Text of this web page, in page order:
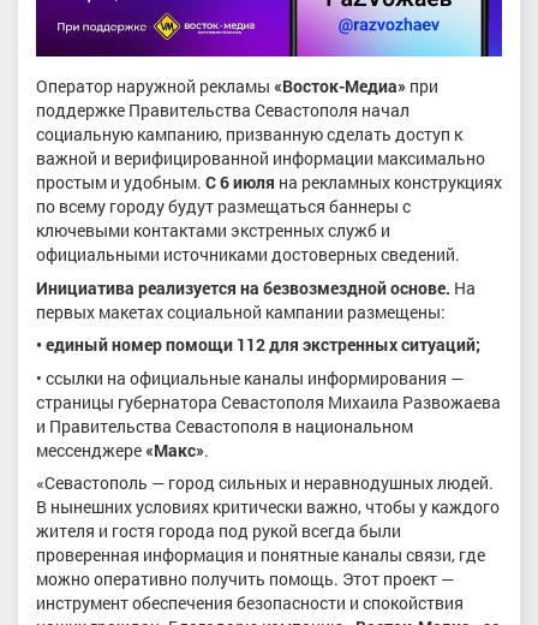
Оператор наружной рекламы «Восток-Медиа» при
поддержке Правительства Севастополя начал
социальную кампанию, призванную сделать доступ к
важной и верифицированной информации максимально
простым и удобным. С 6 июля на рекламных конструкциях
по всему городу будут размещаться баннеры с
ключевыми контактами экстренных служб и
официальными источниками достоверных сведений.
Инициатива реализуется на безвозмездной основе. На
первых макетах социальной кампании размещены:
• единый номер помощи 112 для экстренных ситуаций;
• ссылки на официальные каналы информирования —
страницы губернатора Севастополя Михаила Развожаева
и Правительства Севастополя в национальном
мессенджере «Макс».
«Севастополь — город сильных и неравнодушных людей.
В нынешних условиях критически важно, чтобы у каждого
жителя и гостя города под рукой всегда были
проверенная информация и понятные каналы связи, где
можно оперативно получить помощь. Этот проект —
инструмент обеспечения безопасности и спокойствия